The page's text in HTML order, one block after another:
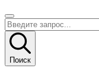
Поиск